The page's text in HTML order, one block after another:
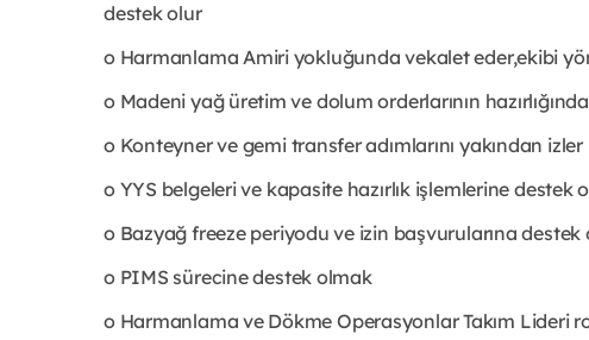
destek olur
o Harmanlama Amiri yokluğunda vekalet eder,ekibi
o Madeni yağ üretim ve dolum orderlarının
o Konteyner ve gemi transfer adımlarını yakından
o YYS belgeleri ve kapasite hazırlık işlemlerine destek
o Bazyağ freeze periyodu ve izin başvurularına destek
o PIMS sürecine destek olmak
o Harmanlama ve Dökme Operasyonlar Takım Lideri